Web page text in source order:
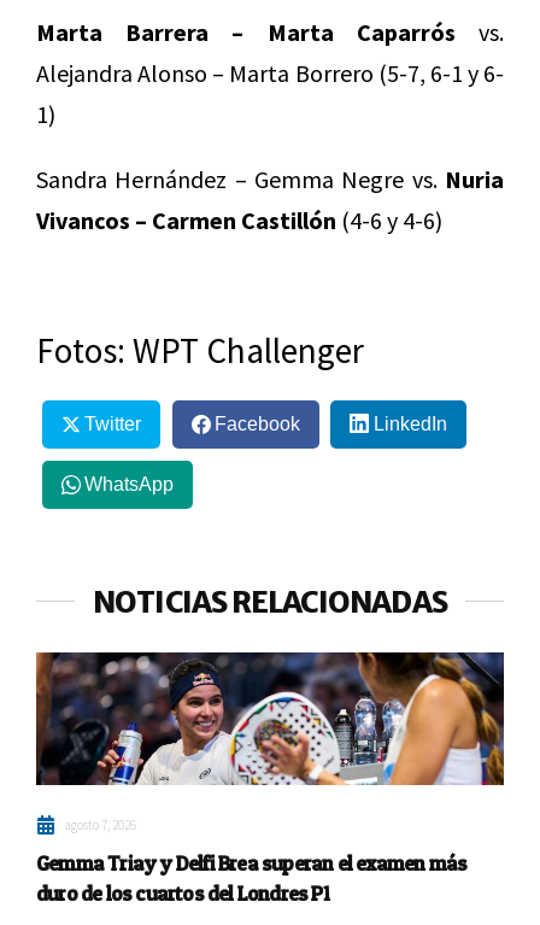
Marta Barrera – Marta Caparrós vs.
Alejandra Alonso – Marta Borrero (5-7, 6-1 y 6-
1)
Sandra Hernández – Gemma Negre vs. Nuria
Vivancos – Carmen Castillón (4-6 y 4-6)
Fotos: WPT Challenger
Twitter Facebook LinkedIn
WhatsApp
NOTICIAS RELACIONADAS
agosto 7, 2026
Gemma Triay y Delfi Brea superan el examen más
duro de los cuartos del Londres P1